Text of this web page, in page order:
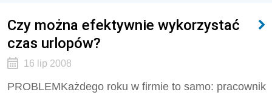
Czy można efektywnie wykorzystać
czas urlopów?
16 lip 2008
PROBLEMKażdego roku w firmie to samo: pracownik